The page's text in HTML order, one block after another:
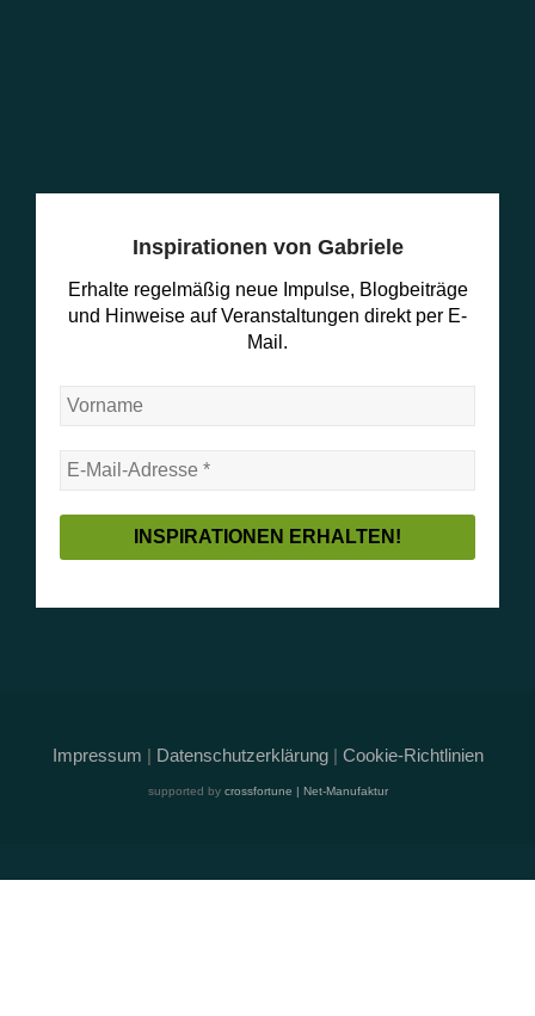
Inspirationen von Gabriele
Erhalte regelmäßig neue Impulse, Blogbeiträge
und Hinweise auf Veranstaltungen direkt per E-
Mail.
Impressum | Datenschutzerklärung| Cookie-Richtlinien
supported by crossfortune | Net-Manufaktur